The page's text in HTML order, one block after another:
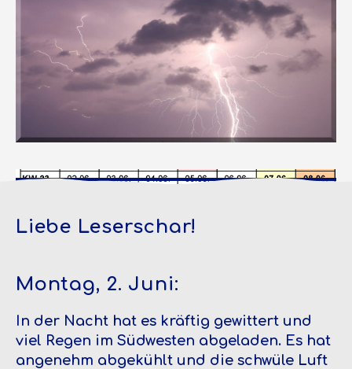
Liebe Leserschar!
Montag, 2. Juni:
In der Nacht hat es kräftig gewittert und
viel Regen im Südwesten abgeladen. Es hat
angenehm abgekühlt und die schwüle Luft